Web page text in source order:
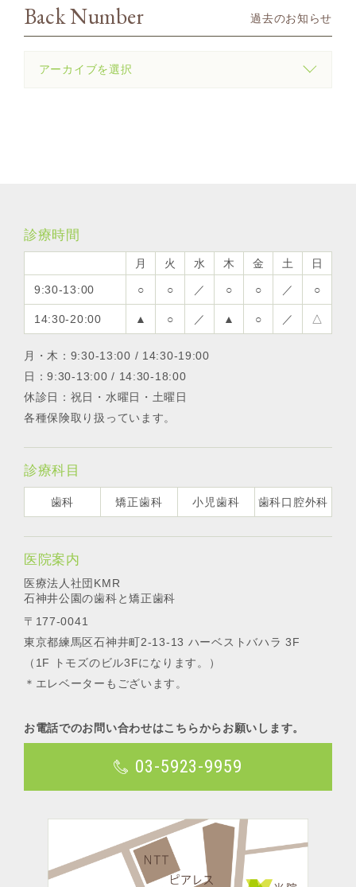
Back Number 過去のお知らせ
診療時間
月 火 水 木 金 土 日
9:30-13:00 ○ ○ ／ ○ ○ ／ ○
14:30-20:00 ▲ ○ ／ ▲ ○ ／ △
月・木：9:30-13:00 / 14:30-19:00
日：9:30-13:00 / 14:30-18:00
休診日：祝日・水曜日・土曜日
各種保険取り扱っています。
診療科目
歯科 矯正歯科 小児歯科 歯科口腔外科
医院案内
医療法人社団KMR
石神井公園の歯科と矯正歯科
〒177-0041
東京都練馬区石神井町2-13-13 ハーベストバハラ 3F
（1F トモズのビル3Fになります。）
＊エレベーターもございます。
お電話でのお問い合わせはこちらからお願いします。
03-5923-9959